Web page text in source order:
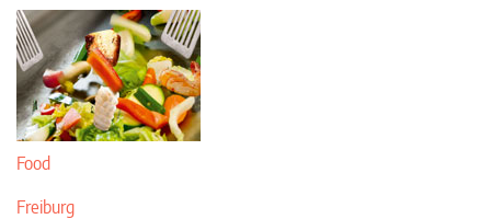
Food
Freiburg